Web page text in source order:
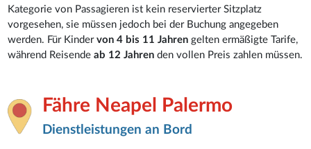
Kategorie von Passagieren ist kein reservierter Sitzplatz
vorgesehen, sie müssen jedoch bei der Buchung angegeben
werden. Für Kindervon 4 bis 11 Jahrengelten ermäßigte Tarife,
während Reisendeab 12 Jahrenden vollen Preis zahlen müssen.
Fähre Neapel Palermo
Dienstleistungen an Bord